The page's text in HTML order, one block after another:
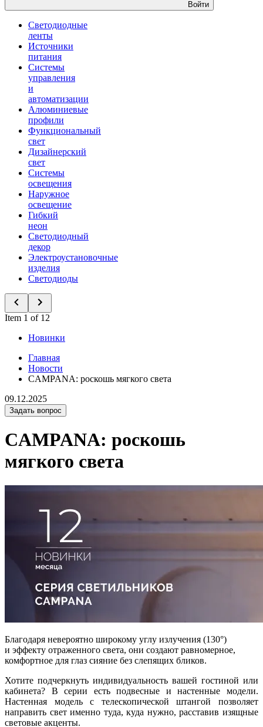
Войти
Светодиодные
ленты
Источники
питания
Системы
управления
и
автоматизации
Алюминиевые
профили
Функциональный
свет
Дизайнерский
свет
Системы
освещения
Наружное
освещение
Гибкий
неон
Светодиодный
декор
Электроустановочные
изделия
Светодиоды
Item 1 of 12
Новинки
Главная
Новости
CAMPANA: роскошь мягкого света
09.12.2025
Задать вопрос
CAMPANA: роскошь
мягкого света
Благодаря невероятно широкому углу излучения (130°)
и эффекту отраженного света, они создают равномерное,
комфортное для глаз сияние без слепящих бликов.
Хотите подчеркнуть индивидуальность вашей гостиной или
кабинета? В серии есть подвесные и настенные модели.
Настенная модель с телескопической штангой позволяет
направить свет именно туда, куда нужно, расставив изящные
световые акценты.